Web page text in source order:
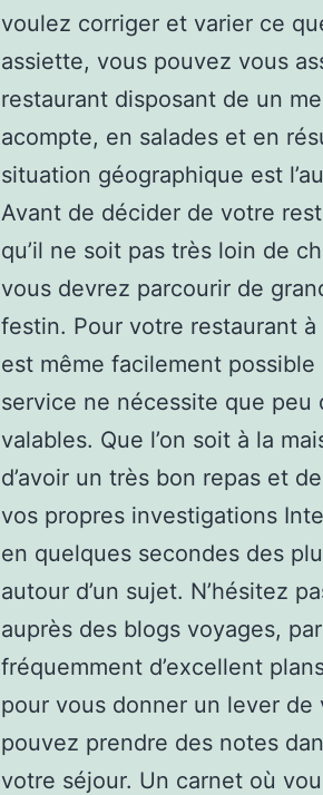
voulez corriger et varier ce
assiette, vous pouvez vous
restaurant disposant de un
acompte, en salades et en
situation géographique est
Avant de décider de votre
qu’il ne soit pas très loin de
vous devrez parcourir de
festin. Pour votre restaurant
est même facilement
service ne nécessite que
valables. Que l’on soit à la
d’avoir un très bon repas et
vos propres investigations
en quelques secondes des
autour d’un sujet. N’hésitez
auprès des blogs voyages,
fréquemment d’excellent
pour vous donner un lever
pouvez prendre des notes
votre séjour. Un carnet où